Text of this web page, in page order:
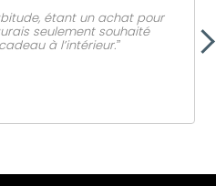
étant un achat pour
seulement souhaité
à l’intérieur.ˮ